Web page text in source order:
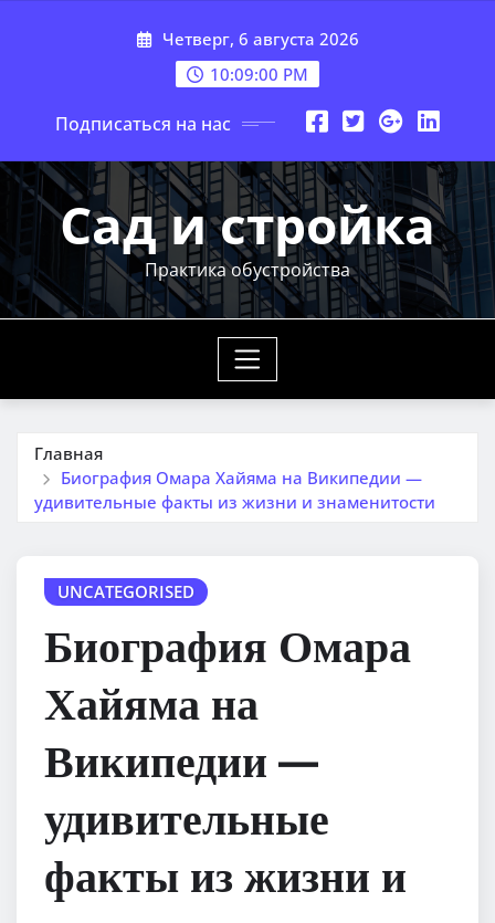
Четверг, 6 августа 2026
10:09:01 PM
Подписаться на нас
Сад и стройка
Практика обустройства
Главная
Биография Омара Хайяма на Википедии —
удивительные факты из жизни и знаменитости
UNCATEGORISED
Биография Омара
Хайяма на
Википедии —
удивительные
факты из жизни и